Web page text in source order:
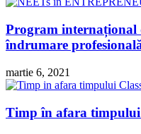
Program internațional
îndrumare
martie 6, 2021
Timp în afara